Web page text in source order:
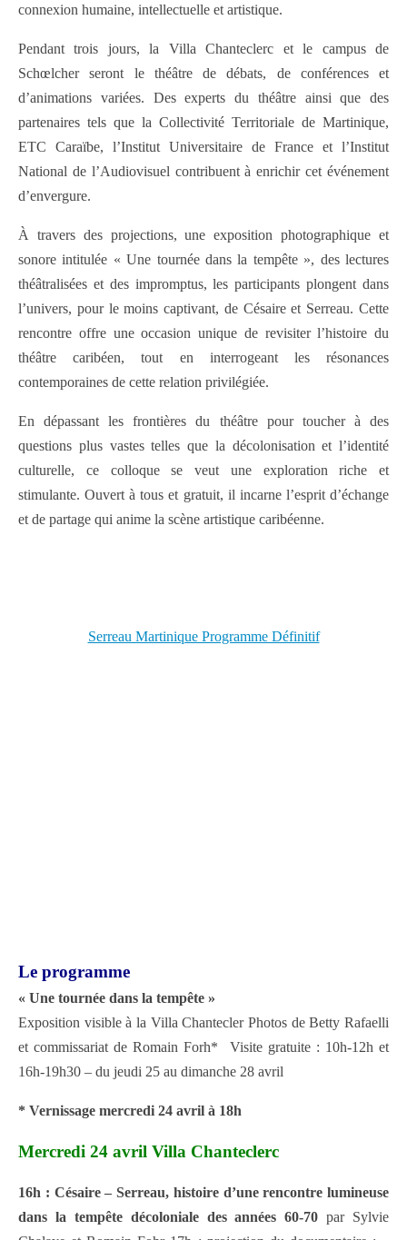
connexion humaine, intellectuelle et artistique.
Pendant trois jours, la Villa Chanteclerc et le campus de
Schœlcher seront le théâtre de débats, de conférences et
d’animations variées. Des experts du théâtre ainsi que des
partenaires tels que la Collectivité Territoriale de Martinique,
ETC Caraïbe, l’Institut Universitaire de France et l’Institut
National de l’Audiovisuel contribuent à enrichir cet événement
d’envergure.
À travers des projections, une exposition photographique et
sonore intitulée « Une tournée dans la tempête », des lectures
théâtralisées et des impromptus, les participants plongent dans
l’univers, pour le moins captivant, de Césaire et Serreau. Cette
rencontre offre une occasion unique de revisiter l’histoire du
théâtre caribéen, tout en interrogeant les résonances
contemporaines de cette relation privilégiée.
En dépassant les frontières du théâtre pour toucher à des
questions plus vastes telles que la décolonisation et l’identité
culturelle, ce colloque se veut une exploration riche et
stimulante. Ouvert à tous et gratuit, il incarne l’esprit d’échange
et de partage qui anime la scène artistique caribéenne.
Serreau Martinique Programme Définitif
Le programme
« Une tournée dans la tempête »
Exposition visible à la Villa Chantecler Photos de Betty Rafaelli
et commissariat de Romain Forh* Visite gratuite : 10h-12h et
16h-19h30 – du jeudi 25 au dimanche 28 avril
* Vernissage mercredi 24 avril à 18h
Mercredi 24 avril Villa Chanteclerc
16h : Césaire – Serreau, histoire d’une rencontre lumineuse
dans la tempête décoloniale des années 60-70 par Sylvie